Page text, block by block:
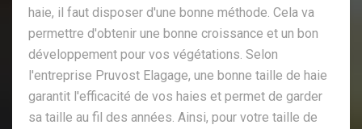
haie, il faut disposer d'une bonne méthode. Cela va
permettre d'obtenir une bonne croissance et un bon
développement pour vos végétations. Selon
l'entreprise Pruvost Elagage, une bonne taille de haie
garantit l'efficacité de vos haies et permet de garder
sa taille au fil des années. Ainsi, pour votre taille de